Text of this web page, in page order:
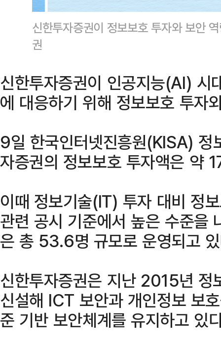
신한투자증권이 정보보호 투자와 보안
권
신한투자증권이 인공지능(AI) 시
에 대응하기 위해 정보보호 투자
9일 한국인터넷진흥원(KISA) 정
자증권의 정보보호 투자액은 약
이때 정보기술(IT) 투자 대비 정
관련 공시 기준에서 높은 수준을
은 총 53.6명 규모로 운영되고
신한투자증권은 지난 2015년 정
신설해 ICT 보안과 개인정보 보
준 기반 보안체계를 유지하고 있